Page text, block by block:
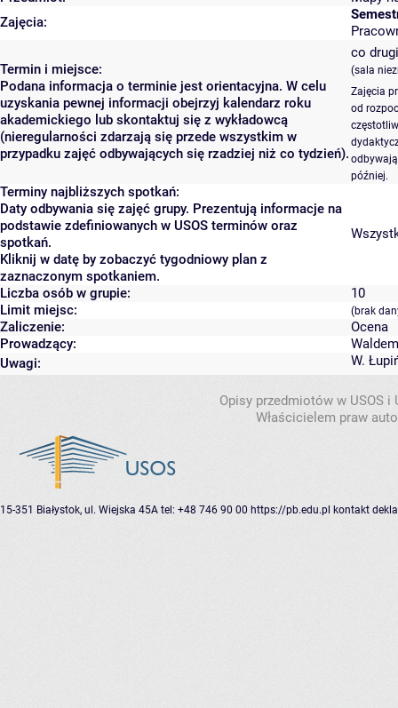
Zajęcia:
Termin i miejsce:
Podana informacja o terminie jest orientacyjna. W celu
uzyskania pewnej informacji obejrzyj kalendarz roku
akademickiego lub skontaktuj się z wykładowcą
(nieregularności zdarzają się przede wszystkim w
przypadku zajęć odbywających się rzadziej niż co tydzień).
co
(sala
Zajęcia
od
później.
Terminy najbliższych spotkań:
Daty odbywania się zajęć grupy. Prezentują informacje na
podstawie zdefiniowanych w USOS terminów oraz
spotkań.
Kliknij w datę by zobaczyć tygodniowy plan z
zaznaczonym spotkaniem.
Liczba osób w grupie:
10
Limit miejsc:
(brak
Zaliczenie:
Ocena
Prowadzący:
Uwagi:
W.
Opisy przedmiotów w USOS
Właścicielem praw
15-351 Białystok, ul. Wiejska 45A tel: +48 746 90 00 https://pb.edu.pl kontakt